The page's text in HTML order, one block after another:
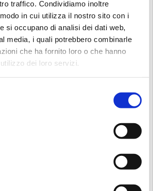
traffico. Condividiamo inoltre
in cui utilizza il nostro sito con i
si occupano di analisi dei dati web,
media, i quali potrebbero combinarle
che ha fornito loro o che hanno
dei loro servizi.
- Restauro